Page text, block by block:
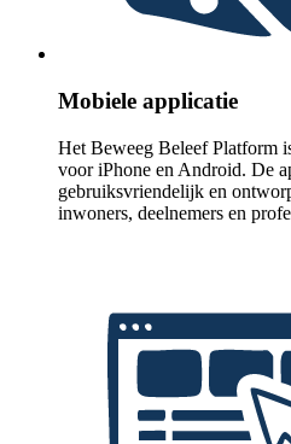
Mobiele applicatie
Het Beweeg Beleef Platform
voor iPhone en Android. De
gebruiksvriendelijk en
inwoners, deelnemers en